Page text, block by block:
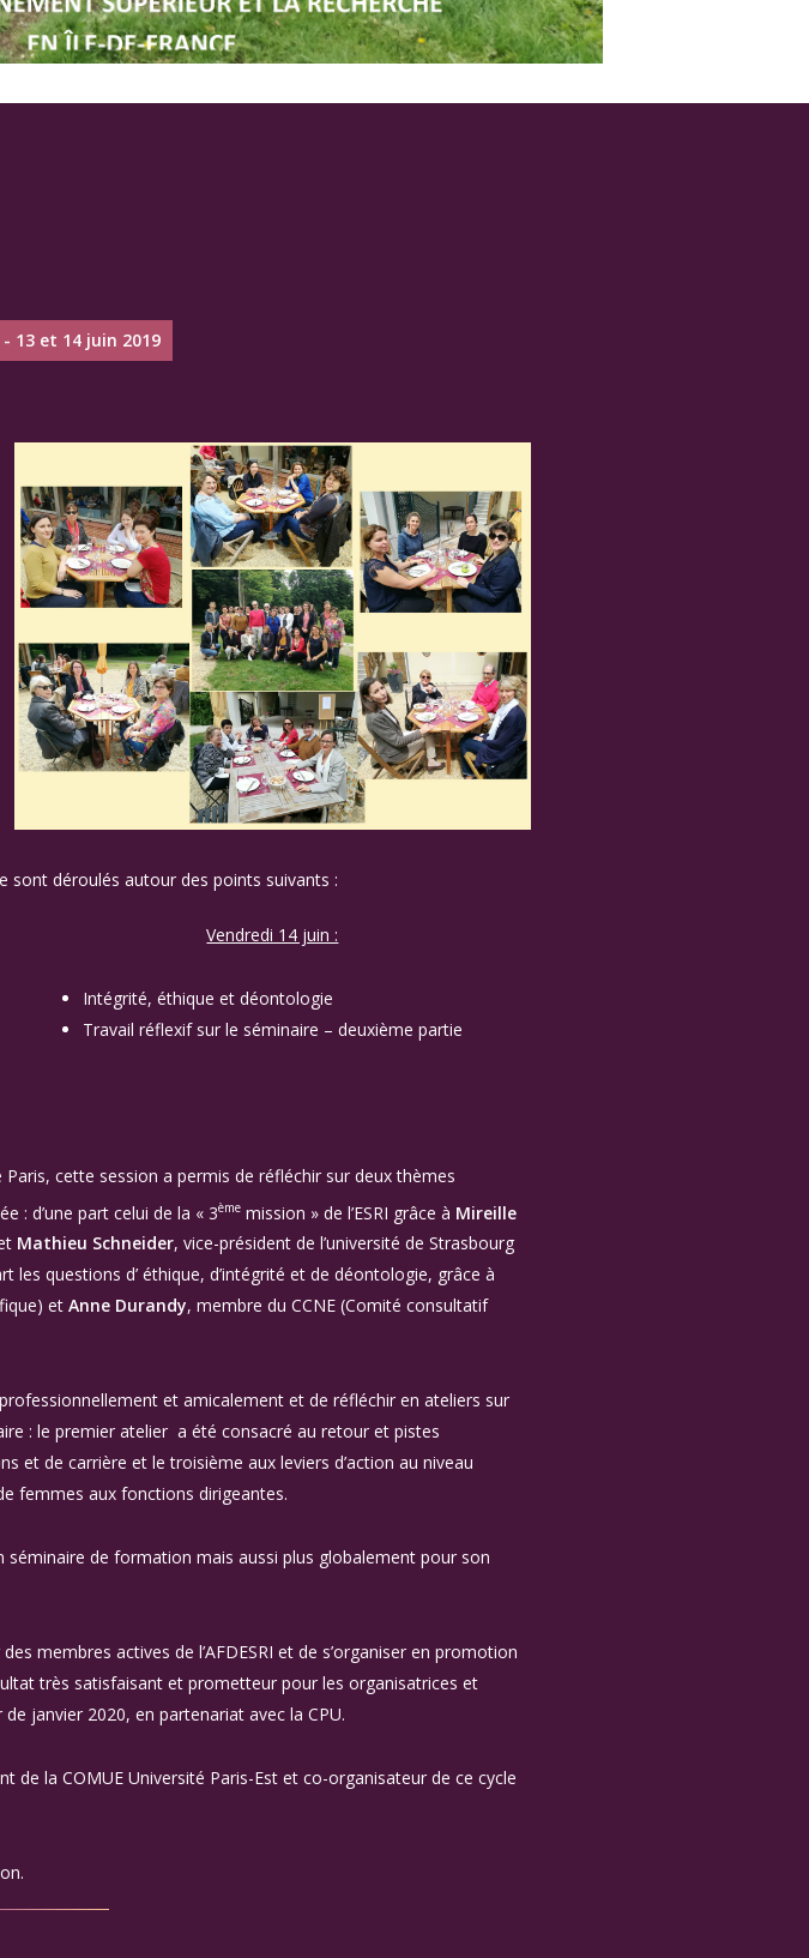
13 et 14 juin 2019
sont déroulés autour des points suivants :
Vendredi 14 juin :
Intégrité, éthique et déontologie
Travail réflexif sur le séminaire – deuxième partie
cette session a permis de réfléchir sur deux thèmes
: d’une part celui de la « 3ème mission » de l’ESRI grâce à Mireille
Mathieu Schneider, vice-président de l’université de Strasbourg
les questions d’ éthique, d’intégrité et de déontologie, grâce à
et Anne Durandy, membre du CCNE (Comité consultatif
et amicalement et de réfléchir en ateliers sur
: le premier atelier a été consacré au retour et pistes
et de carrière et le troisième aux leviers d’action au niveau
femmes aux fonctions dirigeantes.
séminaire de formation mais aussi plus globalement pour son
membres actives de l’AFDESRI et de s’organiser en promotion
très satisfaisant et prometteur pour les organisatrices et
janvier 2020, en partenariat avec la CPU.
de la COMUE Université Paris-Est et co-organisateur de ce cycle